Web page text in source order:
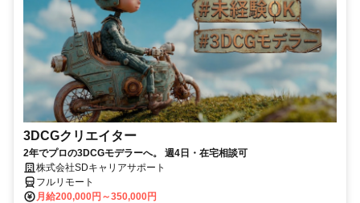
3DCGクリエイター
2年でプロの3DCGモデラーへ。 週4日・在宅相談可
株式会社SDキャリアサポート
フルリモート
月給200,000円～350,000円